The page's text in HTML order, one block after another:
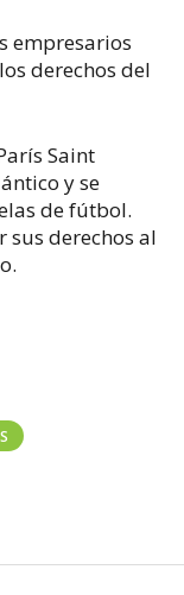
empresarios
derechos del
Saint
y se
de fútbol.
sus derechos al